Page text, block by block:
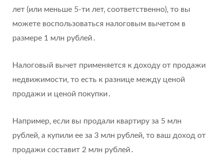
лет (или меньше 5-ти лет‚ соответственно)‚ то вы
можете воспользоваться налоговым вычетом в
размере 1 млн рублей․
Налоговый вычет применяется к доходу от продажи
недвижимости‚ то есть к разнице между ценой
продажи и ценой покупки․
Например‚ если вы продали квартиру за 5 млн
рублей‚ а купили ее за 3 млн рублей‚ то ваш доход от
продажи составит 2 млн рублей․